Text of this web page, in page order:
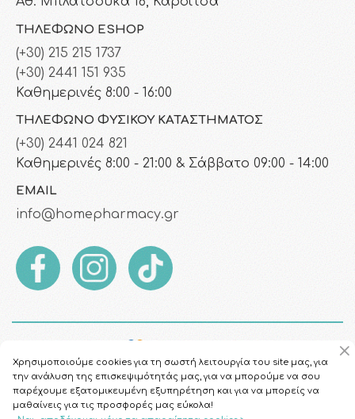
ΤΗΛΈΦΩΝΟ ESHOP
(+30) 215 215 1737
(+30) 2441 151 935
Καθημερινές 8:00 - 16:00
ΤΗΛΈΦΩΝΟ ΦΥΣΙΚΟΎ ΚΑΤΑΣΤΉΜΑΤΟΣ
(+30) 2441 024 821
Καθημερινές 8:00 - 21:00 & Σάββατο 09:00 - 14:00
EMAIL
info@homepharmacy.gr
Χρησιμοποιούμε cookies για τη σωστή λειτουργία του site μας, για
την ανάλυση της επισκεψιμότητάς μας, για να μπορούμε να σου
παρέχουμε εξατομικευμένη εξυπηρέτηση και για να μπορείς να
μαθαίνεις για τις προσφορές μας εύκολα!